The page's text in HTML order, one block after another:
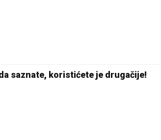
saznate, koristićete je drugačije!